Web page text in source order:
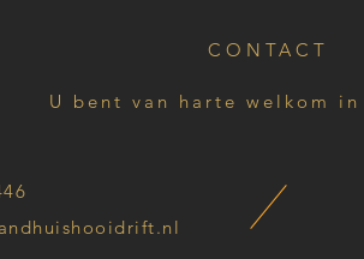
CONTACT
U bent van harte welkom in